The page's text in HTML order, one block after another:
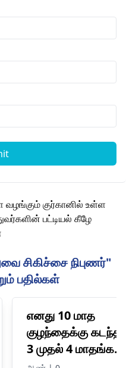
வழங்கும் குர்கானில் உள்ள
பட்டியல் கீழே
சிகிச்சை நிபுணர்"
பதில்கள்
எனது 10 மாத
குழந்தைக்கு கடந்த
3 முதல் 4 மாதங்கள்